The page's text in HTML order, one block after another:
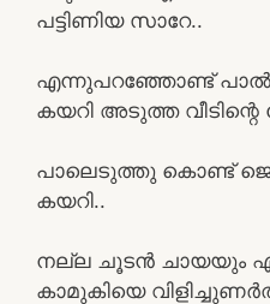
പട്ടിണിയ സാറേ..
എന്നുപറഞ്ഞോണ്ട്
കയറി അടുത്ത വീടിന്റെ
പാലെടുത്തു കൊണ്ട്
കയറി..
നല്ല ചൂടൻ ചായയും
കാമുകിയെ